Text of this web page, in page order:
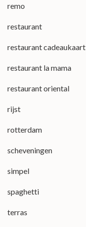
remo
restaurant
restaurant cadeaukaart
restaurant la mama
restaurant oriental
rijst
rotterdam
scheveningen
simpel
spaghetti
terras